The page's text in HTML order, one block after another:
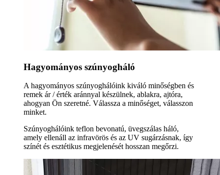
Hagyományos szúnyogháló
A hagyományos szúnyoghálóink kiváló minőségben és
remek ár / érték aránnyal készülnek, ablakra, ajtóra,
ahogyan Ön szeretné. Válassza a minőséget, válasszon
minket.
Szúnyoghálóink teflon bevonatú, üvegszálas háló,
amely ellenáll az infravörös és az UV sugárzásnak, így
színét és esztétikus megjelenését hosszan megőrzi.